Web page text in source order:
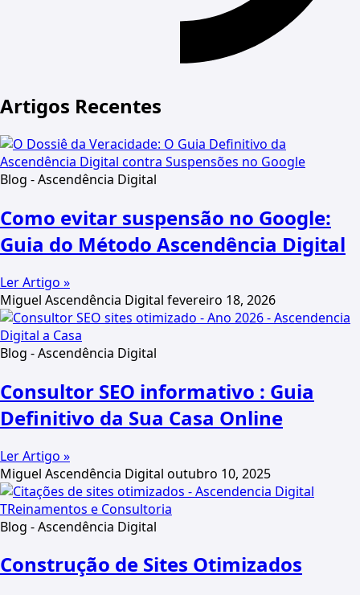
Artigos Recentes
Blog - Ascendência Digital
Como evitar suspensão no Google:
Guia do Método Ascendência Digital
Ler Artigo »
Miguel Ascendência Digital fevereiro 18, 2026
Blog - Ascendência Digital
Consultor SEO informativo : Guia
Definitivo da Sua Casa Online
Ler Artigo »
Miguel Ascendência Digital outubro 10, 2025
Blog - Ascendência Digital
Construção de Sites Otimizados